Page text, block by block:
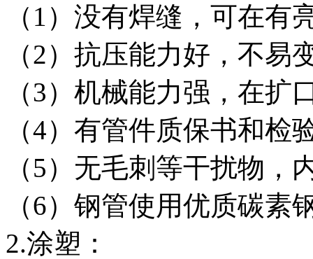
（1）没有焊缝，可在有
（2）抗压能力好，不易
（3）机械能力强，在扩
（4）有管件质保书和检
（5）无毛刺等干扰物，
（6）钢管使用优质碳素
2.涂塑：